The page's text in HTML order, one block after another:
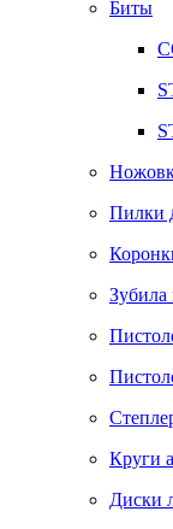
Биты
Пилки
Зубила
Круги
Диски